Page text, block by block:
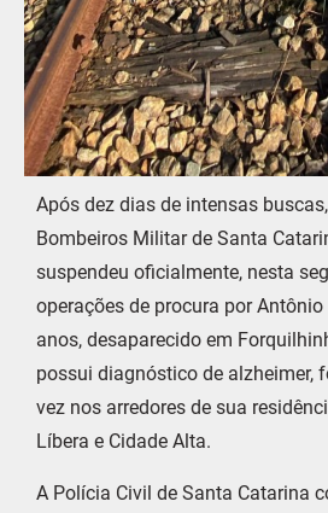
Após dez dias de intensas
Bombeiros Militar de Santa
suspendeu oficialmente, nesta
operações de procura por Antônio
anos, desaparecido em
possui diagnóstico de alzheimer,
vez nos arredores de sua
Líbera e Cidade Alta.
A Polícia Civil de Santa Catarina